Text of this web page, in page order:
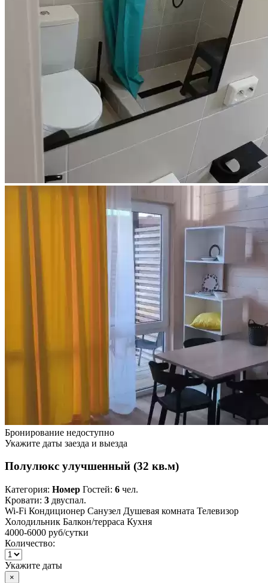
Бронирование недоступно
Укажите даты заезда и выезда
Полулюкс улучшенный (32 кв.м)
Категория: Номер Гостей: 6 чел.
Кровати: 3 двуспал.
Wi-Fi Кондиционер Санузел Душевая комната Телевизор
Холодильник Балкон/терраса Кухня
4000-6000 руб/сутки
Количество:
Укажите даты
×